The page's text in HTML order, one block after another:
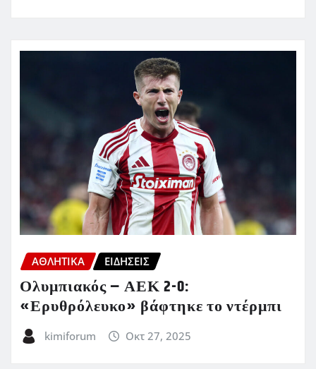
ΑΘΛΗΤΙΚΑ ΕΙΔΗΣΕΙΣ
Ολυμπιακός – ΑΕΚ 2-0:
«Ερυθρόλευκο» βάφτηκε το ντέρμπι
kimiforum Οκτ 27, 2025